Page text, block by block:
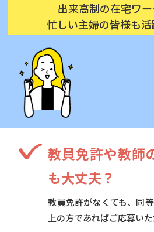
出来高制の在宅ワー
忙しい主婦の皆様も活
教員免許や教師
も大丈夫？
教員免許がなくても、同
上の方であればご応募いた